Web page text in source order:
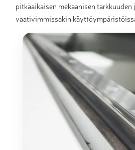
pitkäaikaisen mekaanisen
vaativimmissakin